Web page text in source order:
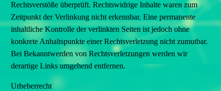
Rechtsverstöße überprüft. Rechtswidrige Inhalte waren zum
Zeitpunkt der Verlinkung nicht erkennbar. Eine permanente
inhaltliche Kontrolle der verlinkten Seiten ist jedoch ohne
konkrete Anhaltspunkte einer Rechtsverletzung nicht zumutbar.
Bei Bekanntwerden von Rechtsverletzungen werden wir
derartige Links umgehend entfernen.
Urheberrecht